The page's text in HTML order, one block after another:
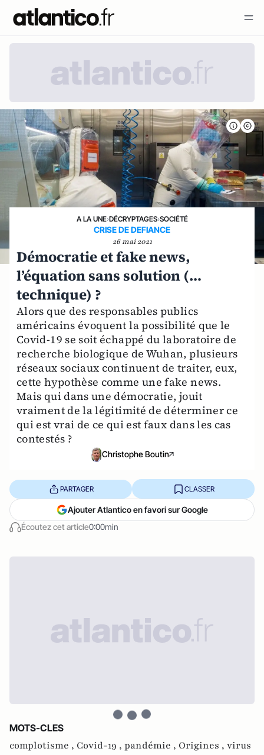
A LA UNE›DÉCRYPTAGES›SOCIÉTÉ
CRISE DE DEFIANCE
26 mai 2021
Démocratie et fake news,
l’équation sans solution (…
technique) ?
Alors que des responsables publics
américains évoquent la possibilité que le
Covid-19 se soit échappé du laboratoire de
recherche biologique de Wuhan, plusieurs
réseaux sociaux continuent de traiter, eux,
cette hypothèse comme une fake news.
Mais qui dans une démocratie, jouit
vraiment de la légitimité de déterminer ce
qui est vrai de ce qui est faux dans les cas
contestés ?
Christophe Boutin
Écoutez cet article0:00min
PARTAGER CLASSER
Ajouter Atlantico en favori sur Google
MOTS-CLES
complotisme , Covid-19 , pandémie , Origines , virus